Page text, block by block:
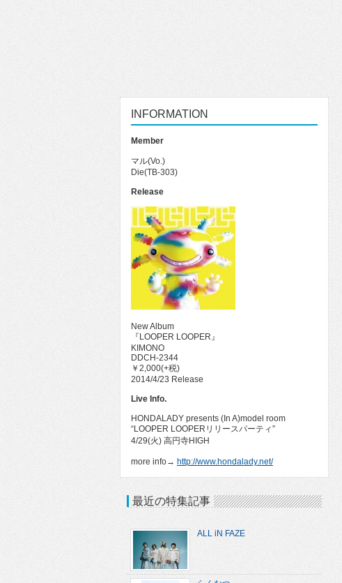
INFORMATION
Member
マル(Vo.)
Die(TB-303)
Release
New Album
『LOOPER LOOPER』
KIMONO
DDCH-2344
￥2,000(+税)
2014/4/23 Release
Live Info.
HONDALADY presents (In A)model room
“LOOPER LOOPERリリースパーティ”
4/29(火) 高円寺HIGH
more info→ http://www.hondalady.net/
最近の特集記事
ALL iN FAZE